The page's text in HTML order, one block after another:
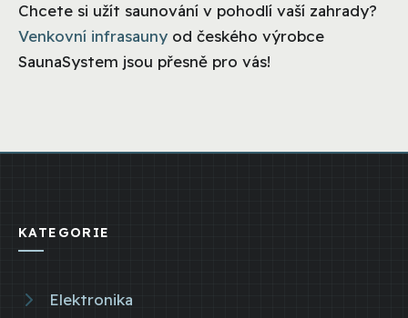
Chcete si užít saunování v pohodlí vaší zahrady?
Venkovní infrasauny od českého výrobce
SaunaSystem jsou přesně pro vás!
KATEGORIE
Elektronika